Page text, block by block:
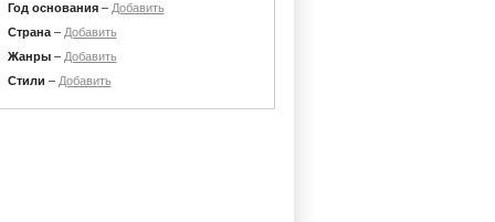
Год основания– Добавить
Страна– Добавить
Жанры– Добавить
Стили – Добавить